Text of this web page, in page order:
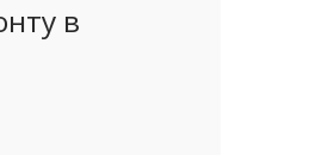
в